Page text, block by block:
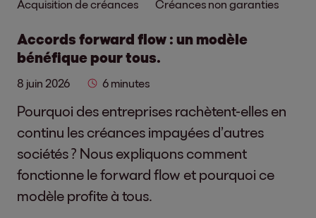
Acquisition de créances Créances non garanties
Accords forward flow : un modèle
bénéfique pour tous.
8 juin 2026 6 minutes
Pourquoi des entreprises rachètent-elles en
continu les créances impayées d’autres
sociétés ? Nous expliquons comment
fonctionne le forward flow et pourquoi ce
modèle profite à tous.